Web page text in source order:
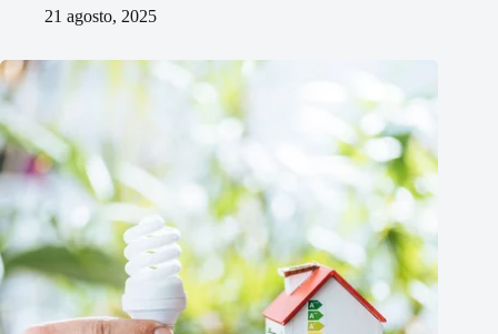
21 agosto, 2025